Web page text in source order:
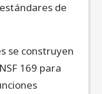
de
se construyen
169 para